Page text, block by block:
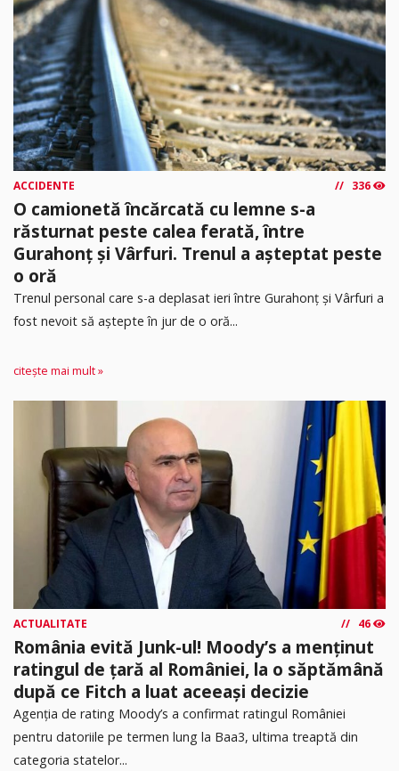
ACCIDENTE 336
O camionetă încărcată cu lemne s-a
răsturnat peste calea ferată, între
Gurahonț și Vârfuri. Trenul a așteptat peste
o oră
Trenul personal care s-a deplasat ieri între Gurahonț și Vârfuri a
fost nevoit să aștepte în jur de o oră...
citește mai mult »
ACTUALITATE 46
România evită Junk-ul! Moody’s a menținut
ratingul de țară al României, la o săptămână
după ce Fitch a luat aceeași decizie
Agenția de rating Moody’s a confirmat ratingul României
pentru datoriile pe termen lung la Baa3, ultima treaptă din
categoria statelor...